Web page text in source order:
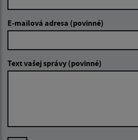
E-mailová adresa (povinné)
Text vašej správy (povinné)